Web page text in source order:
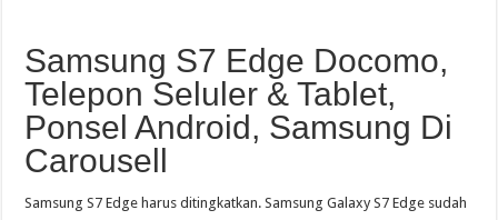
Samsung S7 Edge Docomo,
Telepon Seluler & Tablet,
Ponsel Android, Samsung Di
Carousell
Samsung S7 Edge harus ditingkatkan. Samsung Galaxy S7 Edge sudah